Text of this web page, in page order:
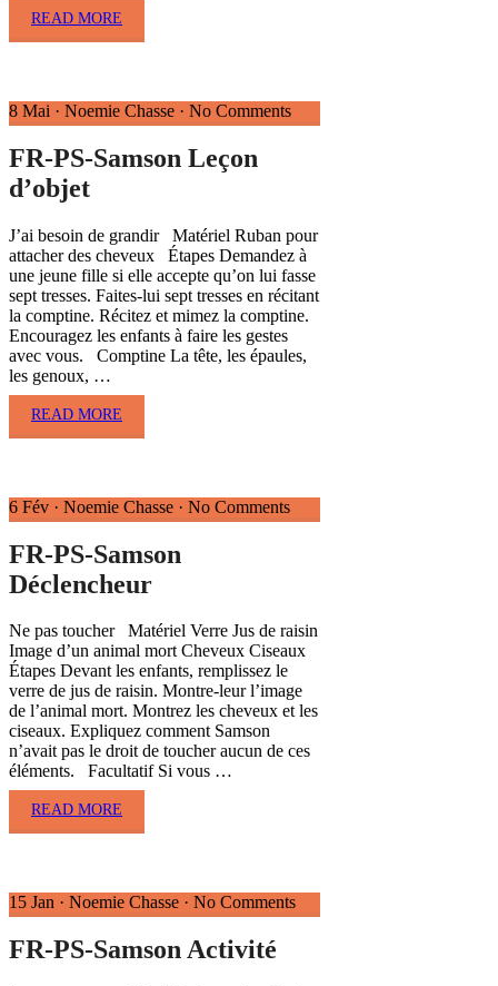
READ MORE
8 Mai · Noemie Chasse · No Comments
FR-PS-Samson Leçon
d’objet
J’ai besoin de grandir Matériel Ruban pour
attacher des cheveux Étapes Demandez à
une jeune fille si elle accepte qu’on lui fasse
sept tresses. Faites-lui sept tresses en récitant
la comptine. Récitez et mimez la comptine.
Encouragez les enfants à faire les gestes
avec vous. Comptine La tête, les épaules,
les genoux, …
READ MORE
6 Fév · Noemie Chasse · No Comments
FR-PS-Samson
Déclencheur
Ne pas toucher Matériel Verre Jus de raisin
Image d’un animal mort Cheveux Ciseaux
Étapes Devant les enfants, remplissez le
verre de jus de raisin. Montre-leur l’image
de l’animal mort. Montrez les cheveux et les
ciseaux. Expliquez comment Samson
n’avait pas le droit de toucher aucun de ces
éléments. Facultatif Si vous …
READ MORE
15 Jan · Noemie Chasse · No Comments
FR-PS-Samson Activité